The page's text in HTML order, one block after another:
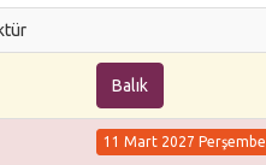
Balık
11 Mart 2027 Perşembe